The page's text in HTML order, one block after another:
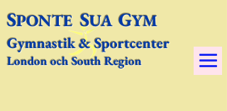
SPONTESUAGYM​
Gymnastik & Sportcenter
London och South Region